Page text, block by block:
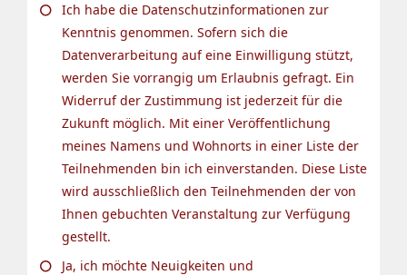
Ich habe die Datenschutzinformationen zur
Kenntnis genommen. Sofern sich die
Datenverarbeitung auf eine Einwilligung stützt,
werden Sie vorrangig um Erlaubnis gefragt. Ein
Widerruf der Zustimmung ist jederzeit für die
Zukunft möglich. Mit einer Veröffentlichung
meines Namens und Wohnorts in einer Liste der
Teilnehmenden bin ich einverstanden. Diese Liste
wird ausschließlich den Teilnehmenden der von
Ihnen gebuchten Veranstaltung zur Verfügung
gestellt.
Ja, ich möchte Neuigkeiten und